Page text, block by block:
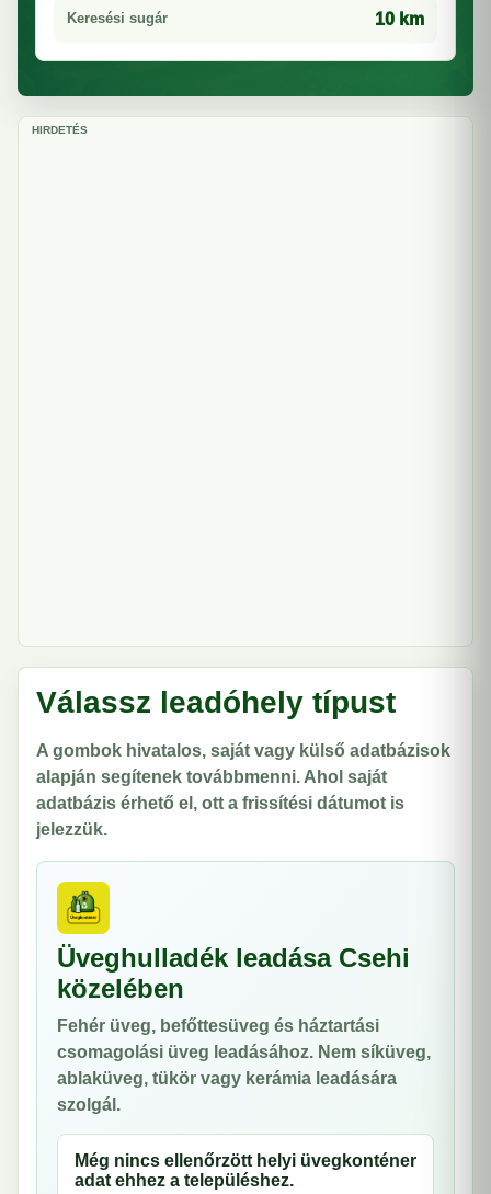
Keresési sugár 10 km
HIRDETÉS
Válassz leadóhely típust
A gombok hivatalos, saját vagy külső adatbázisok
alapján segítenek továbbmenni. Ahol saját
adatbázis érhető el, ott a frissítési dátumot is
jelezzük.
Üveghulladék leadása Csehi
közelében
Fehér üveg, befőttesüveg és háztartási
csomagolási üveg leadásához. Nem síküveg,
ablaküveg, tükör vagy kerámia leadására
szolgál.
Még nincs ellenőrzött helyi üvegkonténer
adat ehhez a településhez.